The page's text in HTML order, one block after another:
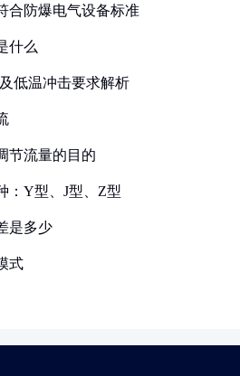
合防爆电气设备标准
什么
低温冲击要求解析
节流量的目的
：Y型、J型、Z型
是多少
式